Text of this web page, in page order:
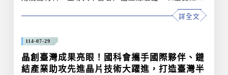
度關注的厚膜光阻、非氟蝕刻液與中介層材料進行技術
游客戶驗證。例如開發出新一代的感光材料，不僅能讓
晶片封裝的彎曲程度減少超過三成，還能支援更複雜的
多層堆疊設計，並具備低延遲、低溫加工（攝氏180度
以下）等優點，有助於提升產品效能與
詳全文
114-07-29
晶創臺灣成果亮眼！國科會攜手國際夥伴、鏈
結產業助攻先進晶片技術大躍進，打造臺灣半